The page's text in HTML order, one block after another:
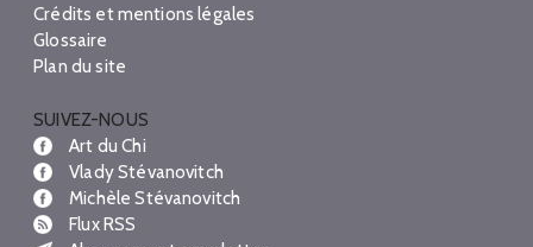
Crédits et mentions légales
Glossaire
Plan du site
SUIVEZ-NOUS
Art du Chi
Vlady Stévanovitch
Michèle Stévanovitch
Flux RSS